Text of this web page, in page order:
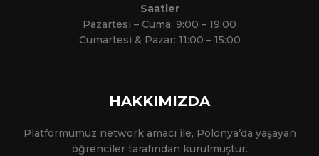
Saatler
Pazartesi – Cuma: 9:00 – 19:00
Cumartesi & Pazar: 11:00 – 15:00
HAKKIMIZDA
Platformumuz network amacı ile, Polonya’da yaşayan
öğrenciler tarafından kurulmuştur.